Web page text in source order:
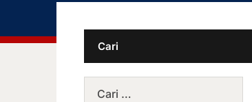
Cari